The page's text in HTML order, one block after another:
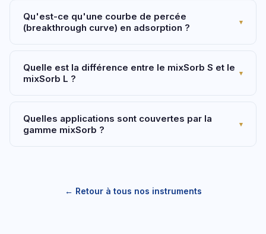
Qu'est-ce qu'une courbe de percée
(breakthrough curve) en adsorption ?
▾
Quelle est la différence entre le mixSorb S et le
mixSorb L ?
▾
Quelles applications sont couvertes par la
gamme mixSorb ?
▾
← Retour à tous nos instruments